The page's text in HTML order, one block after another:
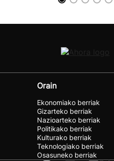
Orain
Ekonomiako berriak
Gizarteko berriak
Nazioarteko berriak
Politikako berriak
Kulturako berriak
Teknologiako berriak
Osasuneko berriak